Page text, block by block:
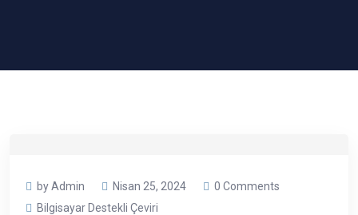
by Admin Nisan 25, 2024
0 Comments
Bilgisayar Destekli Çeviri